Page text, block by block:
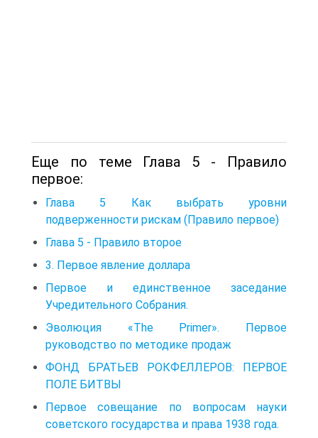
Еще по теме Глава 5 - Правило
первое:
Глава 5 Как выбрать уровни
подверженности рискам (Правило первое)
Глава 5 - Правило второе
3. Первое явление доллара
Первое и единственное заседание
Учредительного Собрания.
Эволюция «The Primer». Первое
руководство по методике продаж
ФОНД БРАТЬЕВ РОКФЕЛЛЕРОВ: ПЕРВОЕ
ПОЛЕ БИТВЫ
Первое совещание по вопросам науки
советского государства и права 1938 года.